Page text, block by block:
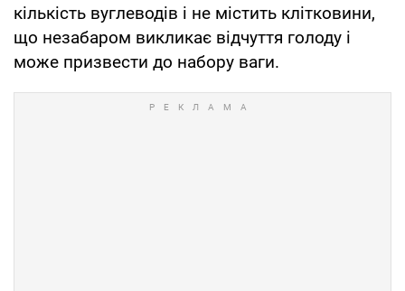
кількість вуглеводів і не містить клітковини,
що незабаром викликає відчуття голоду і
може призвести до набору ваги.